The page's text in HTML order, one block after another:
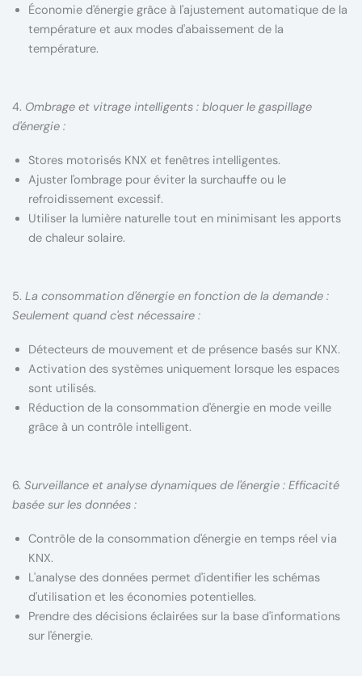
Économie d'énergie grâce à l'ajustement automatique de la
température et aux modes d'abaissement de la
température.
4. Ombrage et vitrage intelligents : bloquer le gaspillage
d'énergie :
Stores motorisés KNX et fenêtres intelligentes.
Ajuster l'ombrage pour éviter la surchauffe ou le
refroidissement excessif.
Utiliser la lumière naturelle tout en minimisant les apports
de chaleur solaire.
5. La consommation d'énergie en fonction de la demande :
Seulement quand c'est nécessaire :
Détecteurs de mouvement et de présence basés sur KNX.
Activation des systèmes uniquement lorsque les espaces
sont utilisés.
Réduction de la consommation d'énergie en mode veille
grâce à un contrôle intelligent.
6. Surveillance et analyse dynamiques de l'énergie : Efficacité
basée sur les données :
Contrôle de la consommation d'énergie en temps réel via
KNX.
L'analyse des données permet d'identifier les schémas
d'utilisation et les économies potentielles.
Prendre des décisions éclairées sur la base d'informations
sur l'énergie.